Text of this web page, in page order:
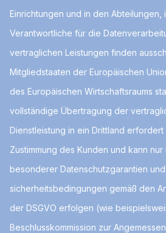
Einrichtungen und in den
Verantwortliche für die
vertraglichen Leistungen finden
Mitgliedstaaten der Europäischen
des Europäischen Wirtschaftsraums
vollständige Übertragung der
Dienstleistung in ein Drittland
Zustimmung des Kunden und kann nur
besonderer Datenschutzgarantien
sicherheitsbedingungen gemäß den
der DSGVO erfolgen (wie
Beschlusskommission zur